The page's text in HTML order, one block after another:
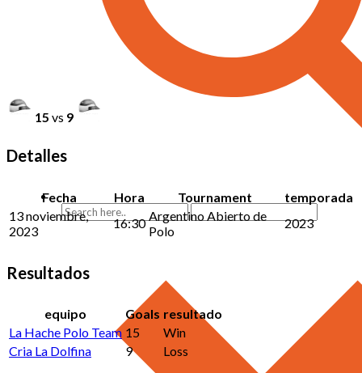
15 vs 9
Detalles
Fecha Hora Tournament
temporada
13 noviembre,
2023
16:30 Argentino Abierto de
Polo
2023
Resultados
equipo Goals resultado
La Hache Polo Team 15
Win
Cria La Dolfina
9 Loss